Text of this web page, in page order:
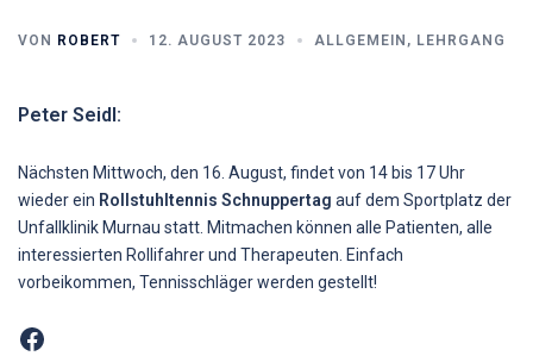
VON ROBERT 12. AUGUST 2023 ALLGEMEIN , LEHRGANG
Peter Seidl:
Nächsten Mittwoch, den 16. August, findet von 14 bis 17 Uhr
wieder ein Rollstuhltennis Schnuppertag auf dem Sportplatz der
Unfallklinik Murnau statt. Mitmachen können alle Patienten, alle
interessierten Rollifahrer und Therapeuten. Einfach
vorbeikommen, Tennisschläger werden gestellt!
Facebook